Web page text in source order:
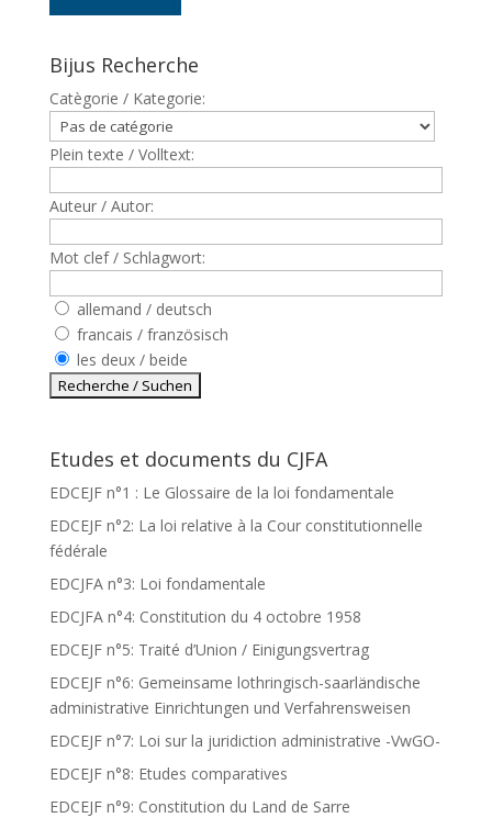
Bijus Recherche
Catègorie / Kategorie:
Plein texte / Volltext:
Auteur / Autor:
Mot clef / Schlagwort:
allemand / deutsch
francais / französisch
les deux / beide
Etudes et documents du CJFA
EDCEJF n°1 : Le Glossaire de la loi fondamentale
EDCEJF n°2: La loi relative à la Cour constitutionnelle
fédérale
EDCJFA n°3: Loi fondamentale
EDCJFA n°4: Constitution du 4 octobre 1958
EDCEJF n°5: Traité d’Union / Einigungsvertrag
EDCEJF n°6: Gemeinsame lothringisch-saarländische
administrative Einrichtungen und Verfahrensweisen
EDCEJF n°7: Loi sur la juridiction administrative -VwGO-
EDCEJF n°8: Etudes comparatives
EDCEJF n°9: Constitution du Land de Sarre